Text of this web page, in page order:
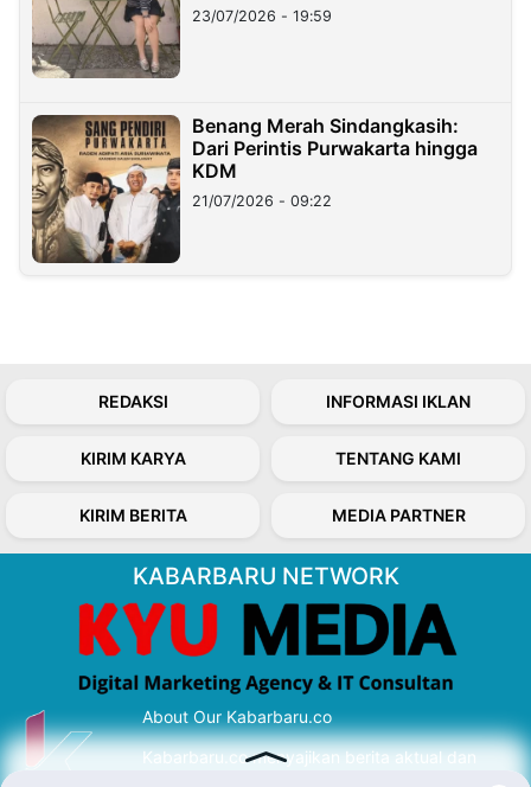
23/07/2026 - 19:59
Benang Merah Sindangkasih:
Dari Perintis Purwakarta hingga
KDM
21/07/2026 - 09:22
REDAKSI INFORMASI IKLAN
KIRIM KARYA TENTANG KAMI
KIRIM BERITA MEDIA PARTNER
KABARBARU NETWORK
About Our Kabarbaru.co
Kabarbaru.co menyajikan berita aktual dan